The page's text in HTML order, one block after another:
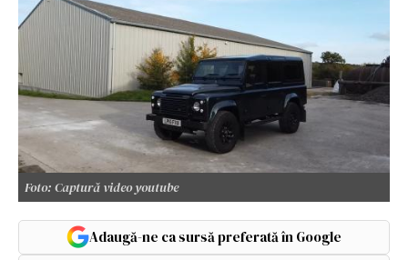
Foto: Captură video youtube
Adaugă-ne ca sursă preferată în Google